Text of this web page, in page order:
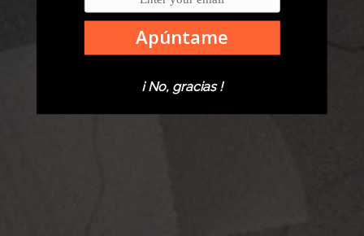
Apúntame
¡ No, gracias !